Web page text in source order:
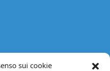
sui cookie